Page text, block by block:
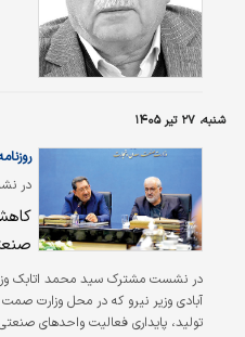
شنبه، ۲۷ تیر ۱۴۰۵
در
روزنامه
در نشست مشترک سید محمد اتابک
آبادی وزیر نیرو که در محل وزارت
تولید، پایداری فعالیت واحدهای